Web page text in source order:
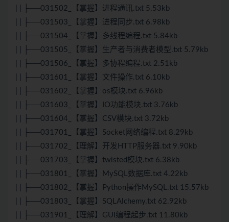
| | ├──031502_【掌握】进程通讯.txt 5.53kb
| | ├──031503_【掌握】进程同步.txt 6.98kb
| | ├──031504_【掌握】多线程编程.txt 5.84kb
| | ├──031505_【掌握】生产者与消费者模型.txt 5.79kb
| | ├──031506_【掌握】多协程编程.txt 2.51kb
| | ├──031601_【掌握】文件操作.txt 6.10kb
| | ├──031602_【掌握】os模块.txt 6.96kb
| | ├──031603_【掌握】IO功能模块.txt 3.76kb
| | ├──031604_【掌握】CSV模块.txt 3.72kb
| | ├──031701_【掌握】Socket网络编程.txt 8.29kb
| | ├──031702_【理解】开发HTTP服务器.txt 9.90kb
| | ├──031703_【掌握】twisted模块.txt 6.38kb
| | ├──031801_【掌握】MySQL数据库.txt 4.22kb
| | ├──031802_【掌握】Python操作MySQL.txt 15.57kb
| | ├──031803_【掌握】SQLAlchemy.txt 62.92kb
| | ├──031901_【理解】GUI编程起步.txt 11.80kb